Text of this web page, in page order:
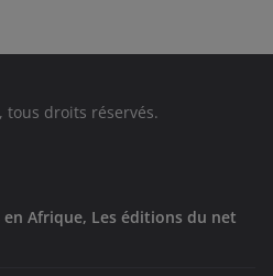
, tous droits réservés.
Afrique, Les éditions du net